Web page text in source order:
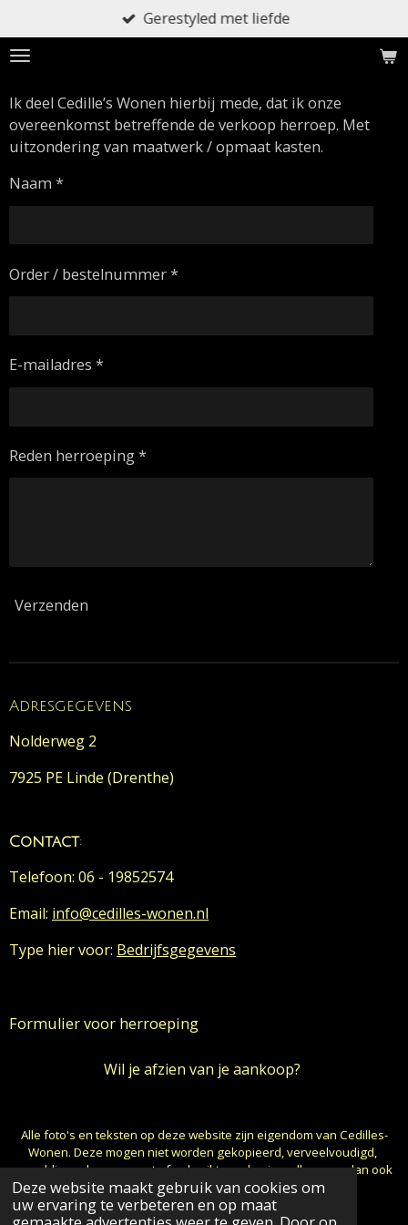
Deze website maakt gebruik van cookies om
uw ervaring te verbeteren en op maat
direct
naar
hoofdinhoud
Gerestyled met liefde
Ik deel Cedille’s Wonen hierbij mede, dat ik onze
overeenkomst betreffende de verkoop herroep. Met
uitzondering van maatwerk / opmaat kasten.
Naam *
Order / bestelnummer *
E-mailadres *
Reden herroeping *
Verzenden
Adresgegevens
Nolderweg 2
7925 PE Linde (Drenthe)
Contact:
Telefoon: 06 - 19852574
Email: info@cedilles-wonen.nl
Type hier voor: Bedrijfsgegevens
Formulier voor herroeping
Wil je afzien van je aankoop?
Alle foto's en teksten op deze website zijn eigendom van Cedilles-
Wonen. Deze mogen niet worden gekopieerd, verveelvoudigd,
gepubliceerd, aangepast of gebruikt worden in welke vorm dan ook
zonder schriftelijke toestemming van de auteur.
© 2024 - 2026 cedilles-wonen